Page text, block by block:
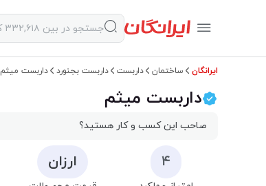
ایرانگان ساختمان داربست داربست بجنورد داربست میثم
داربست میثم
صاحب این کسب و کار هستید؟
۴ ارزان